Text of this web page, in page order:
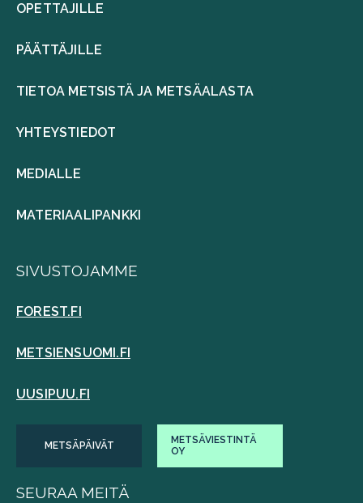
OPETTAJILLE
PÄÄTTÄJILLE
TIETOA METSISTÄ JA METSÄALASTA
YHTEYSTIEDOT
MEDIALLE
MATERIAALIPANKKI
SIVUSTOJAMME
FOREST.FI
METSIENSUOMI.FI
UUSIPUU.FI
METSÄPÄIVÄT
METSÄVIESTINTÄ
OY
SEURAA MEITÄ